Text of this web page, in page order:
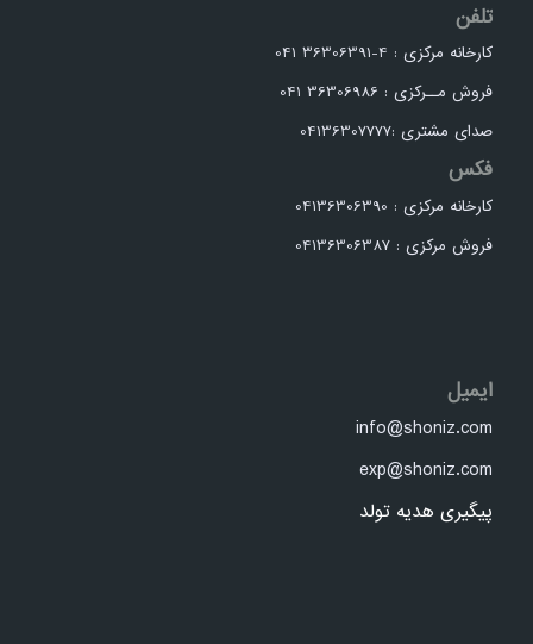
تلفن
کارخانه مرکزی : 4-36306391 041
فروش مــرکزی : 36306986 041
صدای مشتری :04136307777
فکس
کارخانه مرکزی : 04136306390
فروش مرکزی : 04136306387
ایمیل
info@shoniz.com
exp@shoniz.com
پیگیری هدیه تولد